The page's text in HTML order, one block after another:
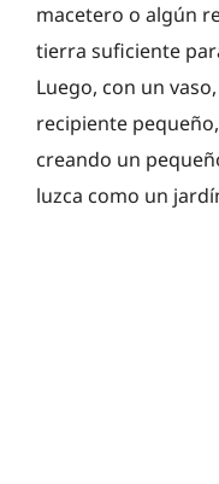
macetero o algún
tierra suficiente
Luego, con un
recipiente
creando un
luzca como un